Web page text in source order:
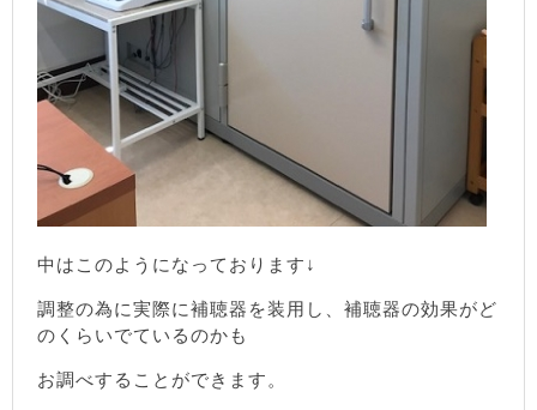
中はこのようになっております↓
調整の為に実際に補聴器を装用し、補聴器の効果がど
のくらいでているのかも
お調べすることができます。